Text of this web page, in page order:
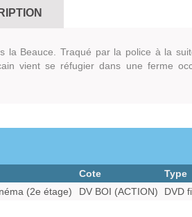
la Beauce. Traqué par la police à la
vient se réfugier dans une ferme
Cote Type
(2e étage) DV BOI (ACTION) DVD